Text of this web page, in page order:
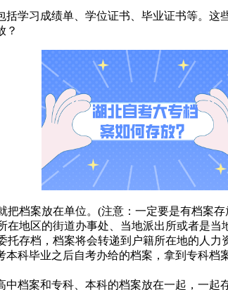
学习成绩单、学位证书、毕业证书等。
？
档案放在单位。(注意：一定要是有档案
地区的街道办事处、当地派出所或者是
存档，档案将会转递到户籍所在地的人力
本科毕业之后自考办给的档案，拿到专科
档案和专科、本科的档案放在一起，一起